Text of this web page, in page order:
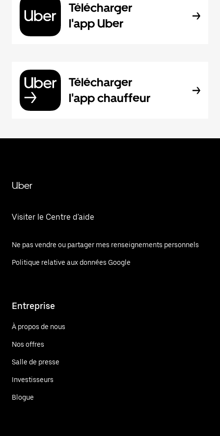
Télécharger
l'app Uber
Télécharger
l'app chauffeur
Uber
Visiter le Centre d'aide
Ne pas vendre ou partager mes renseignements personnels
Politique relative aux données Google
Entreprise
À propos de nous
Nos offres
Salle de presse
Investisseurs
Blogue